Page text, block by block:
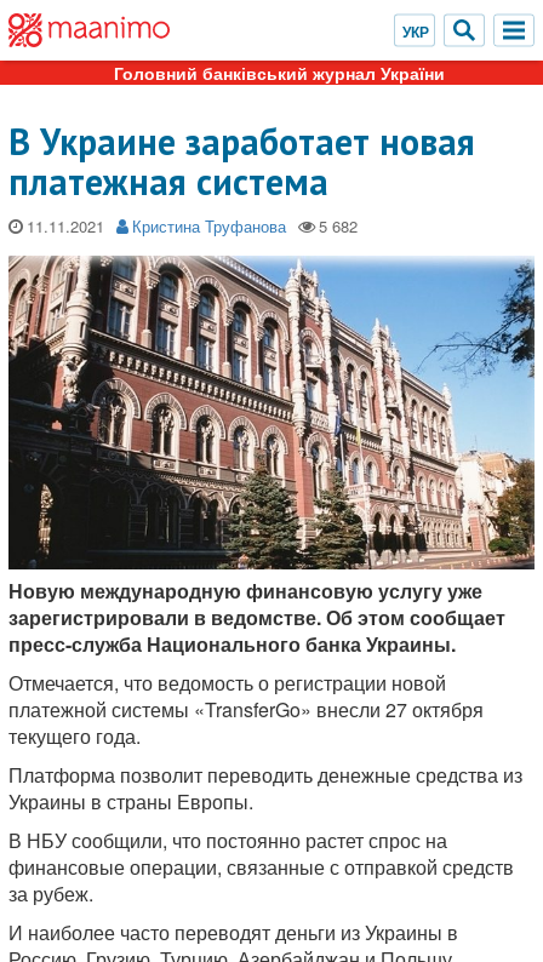
Головний банківський журнал України
В Украине заработает новая
платежная система
11.11.2021 Кристина Труфанова
Новую международную финансовую услугу уже
зарегистрировали в ведомстве. Об этом сообщает
пресс-служба Национального банка Украины.
Отмечается, что ведомость о регистрации новой
платежной системы «TransferGo» внесли 27 октября
текущего года.
Платформа позволит переводить денежные средства из
Украины в страны Европы.
В НБУ сообщили, что постоянно растет спрос на
финансовые операции, связанные с отправкой средств
за рубеж.
И наиболее часто переводят деньги из Украины в